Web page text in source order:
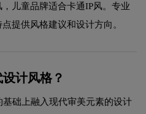
儿童品牌适合卡通IP风。专业
提供风格建议和设计方向。
计风格？
础上融入现代审美元素的设计